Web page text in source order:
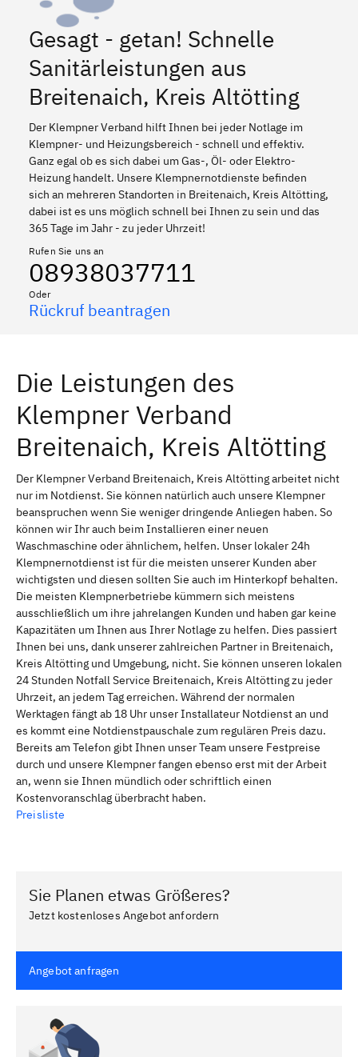
Gesagt - getan! Schnelle
Sanitärleistungen aus
Breitenaich, Kreis Altötting
Der Klempner Verband hilft Ihnen bei jeder Notlage im
Klempner- und Heizungsbereich - schnell und effektiv.
Ganz egal ob es sich dabei um Gas-, Öl- oder Elektro-
Heizung handelt. Unsere Klempnernotdienste befinden
sich an mehreren Standorten in Breitenaich, Kreis Altötting,
dabei ist es uns möglich schnell bei Ihnen zu sein und das
365 Tage im Jahr - zu jeder Uhrzeit!
Rufen Sie uns an
08938037711
Oder
Rückruf beantragen
Die Leistungen des
Klempner Verband
Breitenaich, Kreis Altötting
Der Klempner Verband Breitenaich, Kreis Altötting arbeitet nicht
nur im Notdienst. Sie können natürlich auch unsere Klempner
beanspruchen wenn Sie weniger dringende Anliegen haben. So
können wir Ihr auch beim Installieren einer neuen
Waschmaschine oder ähnlichem, helfen. Unser lokaler 24h
Klempnernotdienst ist für die meisten unserer Kunden aber
wichtigsten und diesen sollten Sie auch im Hinterkopf behalten.
Die meisten Klempnerbetriebe kümmern sich meistens
ausschließlich um ihre jahrelangen Kunden und haben gar keine
Kapazitäten um Ihnen aus Ihrer Notlage zu helfen. Dies passiert
Ihnen bei uns, dank unserer zahlreichen Partner in Breitenaich,
Kreis Altötting und Umgebung, nicht. Sie können unseren lokalen
24 Stunden Notfall Service Breitenaich, Kreis Altötting zu jeder
Uhrzeit, an jedem Tag erreichen. Während der normalen
Werktagen fängt ab 18 Uhr unser Installateur Notdienst an und
es kommt eine Notdienstpauschale zum regulären Preis dazu.
Bereits am Telefon gibt Ihnen unser Team unsere Festpreise
durch und unsere Klempner fangen ebenso erst mit der Arbeit
an, wenn sie Ihnen mündlich oder schriftlich einen
Kostenvoranschlag überbracht haben.
Preisliste
Sie Planen etwas Größeres?
Jetzt kostenloses Angebot anfordern
Angebot anfragen